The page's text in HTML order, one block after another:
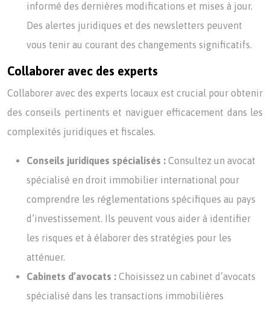
informé des dernières modifications et mises à jour.
Des alertes juridiques et des newsletters peuvent
vous tenir au courant des changements significatifs.
Collaborer avec des experts
Collaborer avec des experts locaux est crucial pour obtenir
des conseils pertinents et naviguer efficacement dans les
complexités juridiques et fiscales.
Conseils juridiques spécialisés : Consultez un avocat
spécialisé en droit immobilier international pour
comprendre les réglementations spécifiques au pays
d’investissement. Ils peuvent vous aider à identifier
les risques et à élaborer des stratégies pour les
atténuer.
Cabinets d’avocats : Choisissez un cabinet d’avocats
spécialisé dans les transactions immobilières